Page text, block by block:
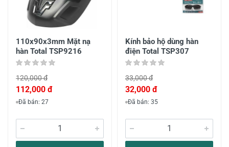
110x90x3mm Mặt nạ
hàn Total TSP9216
120,000 đ
112,000 đ
Đã bán: 27
Kính bảo hộ dùng hàn
điện Total TSP307
33,000 đ
32,000 đ
Đã bán: 35